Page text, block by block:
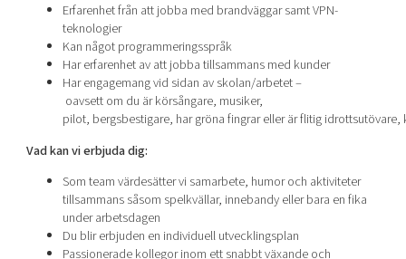
Erfarenhet från att jobba med brandväggar samt VPN-
teknologier
Kan något programmeringsspråk
Har erfarenhet av att jobba tillsammans med kunder
Har engagemang vid sidan av skolan/arbetet –
oavsett om du är körsångare, musiker,
pilot, bergsbestigare, har gröna fingrar eller är flitig
Vad kan vi erbjuda dig:
Som team värdesätter vi samarbete, humor och aktiviteter
tillsammans såsom spelkvällar, innebandy eller bara en fika
under arbetsdagen
Du blir erbjuden en individuell utvecklingsplan
Passionerade kollegor inom ett snabbt växande och